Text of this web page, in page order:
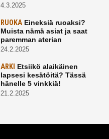
4.3.2025
RUOKAEineksiä ruoaksi?
Muista nämä asiat ja saat
paremman aterian
24.2.2025
ARKI Etsiikö alaikäinen
lapsesi kesätöitä? Tässä
hänelle 5 vinkkiä!
21.2.2025